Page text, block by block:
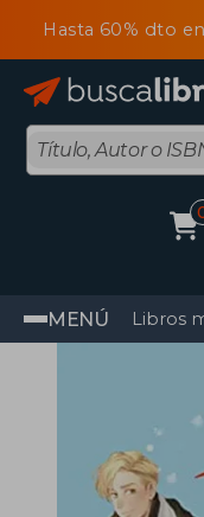
Hasta 60% dto
MENÚ Libros